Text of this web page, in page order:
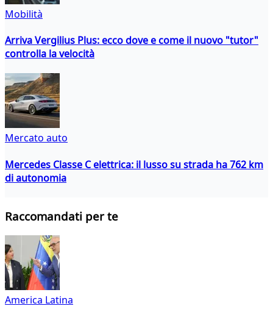
Mobilità
Arriva Vergilius Plus: ecco dove e come il nuovo "tutor"
controlla la velocità
Mercato auto
Mercedes Classe C elettrica: il lusso su strada ha 762 km
di autonomia
Raccomandati per te
America Latina